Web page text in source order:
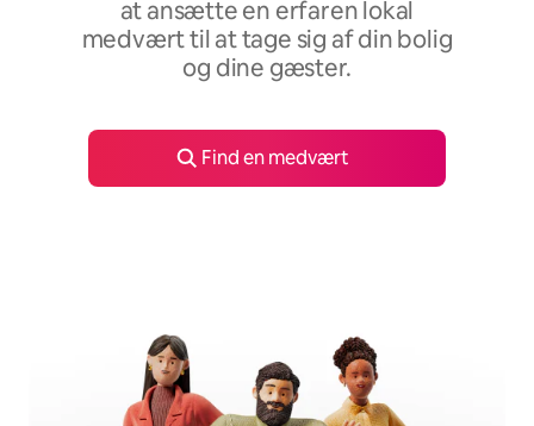
at ansætte en erfaren lokal
medvært til at tage sig af din bolig
og dine gæster.
Find en medvært